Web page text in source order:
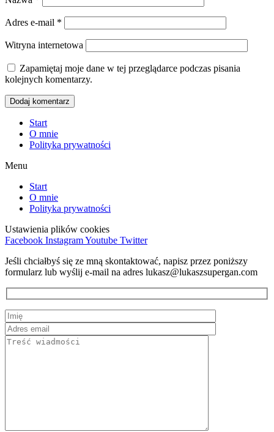
Adres e-mail *
Witryna internetowa
Zapamiętaj moje dane w tej przeglądarce podczas pisania
kolejnych komentarzy.
Start
O mnie
Polityka prywatności
Menu
Start
O mnie
Polityka prywatności
Ustawienia plików cookies
Facebook InstagramYoutube Twitter
Jeśli chciałbyś się ze mną skontaktować, napisz przez poniższy
formularz lub wyślij e-mail na adres lukasz@lukaszsupergan.com